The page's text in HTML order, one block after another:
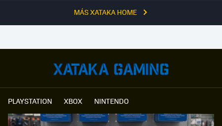
MÁS XATAKA HOME
PLAYSTATION XBOX NINTENDO